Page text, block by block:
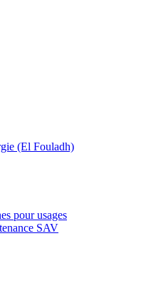
(El Fouladh)
pour usages
SAV